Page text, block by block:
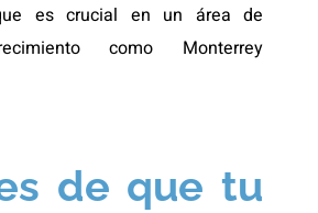
es crucial en un área de
como Monterrey
de que tu